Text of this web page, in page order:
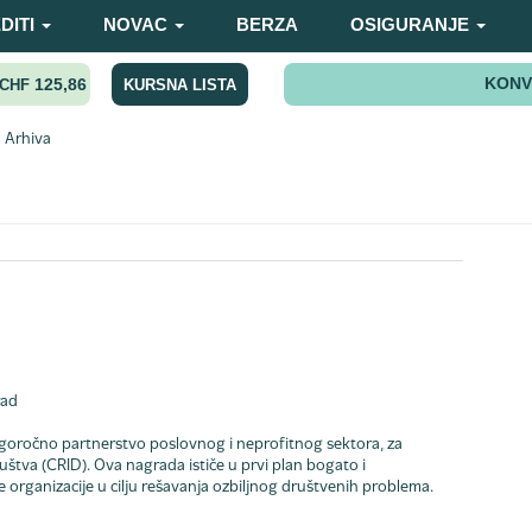
NOVAC BERZA OSIGURANJE
CHF 125,86 KURSNA LISTA
Arhiva
partnerstvo poslovnog i neprofitnog sektora, za
(CRID). Ova nagrada ističe u prvi plan bogato i
u cilju rešavanja ozbiljnog društvenih problema.